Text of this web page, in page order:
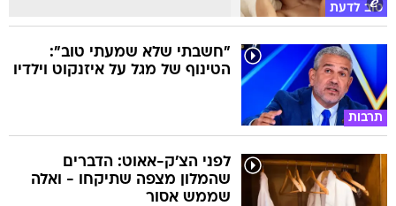
טוב לדעת
תרבות
"חשבתי שלא שמעתי טוב":
הטינוף של מגל על איזנקוט וילדיו
לפני הצ'ק-אאוט: הדברים
שהמלון מצפה שתיקחו - ואלה
שממש אסור